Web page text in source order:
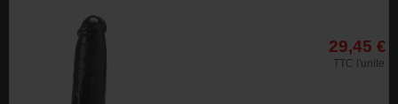
29,45 €
TTC l'unite